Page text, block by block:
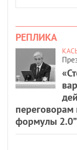
РЕПЛИКА
переговорам
формулы